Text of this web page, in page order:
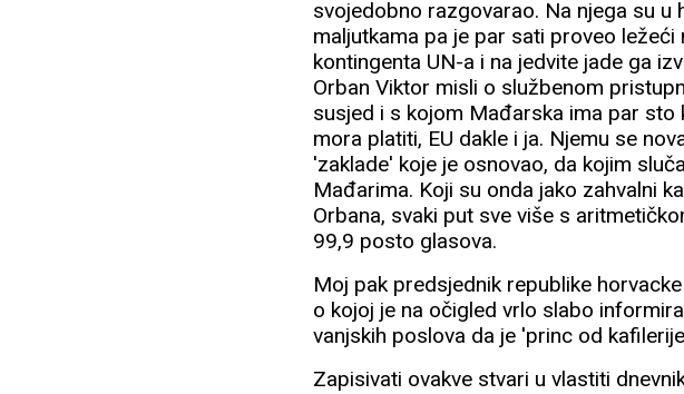
svojedobno razgovarao. Na njega su
maljutkama pa je par sati proveo
kontingenta UN-a i na jedvite jade ga
Orban Viktor misli o službenom
susjed i s kojom Mađarska ima par sto
mora platiti, EU dakle i ja. Njemu se
'zaklade' koje je osnovao, da kojim
Mađarima. Koji su onda jako zahvalni
Orbana, svaki put sve više s
99,9 posto glasova.
Moj pak predsjednik republike
o kojoj je na očigled vrlo slabo
vanjskih poslova da je 'princ od
Zapisivati ovakve stvari u vlastiti